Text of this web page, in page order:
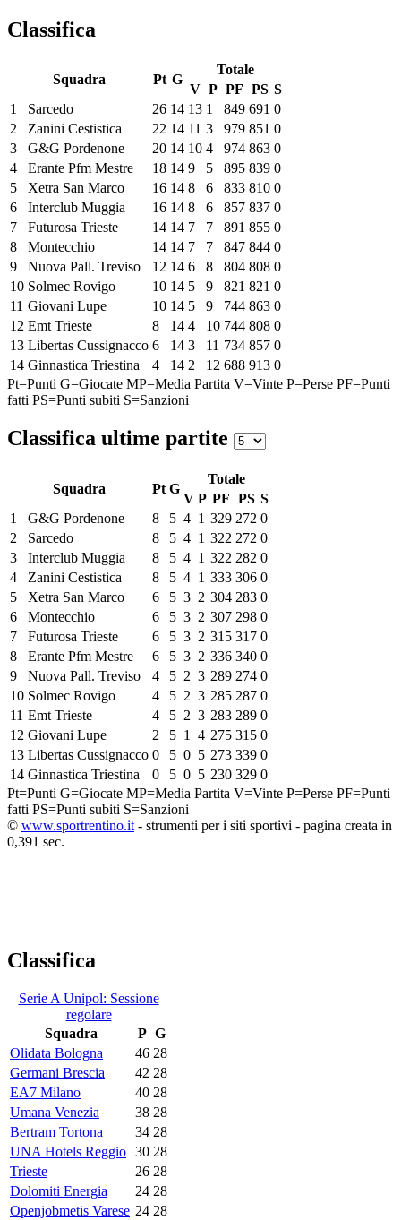
Classifica
Squadra Pt G
Totale
V P PF PS S
1
Sarcedo 26 14 13 1 849 691 0
2
Zanini Cestistica 22 14 11 3 979 851 0
3
G&G Pordenone 20 14 10 4 974 863 0
4
Erante Pfm Mestre 18 14 9 5 895 839 0
5
Xetra San Marco 16 14 8 6 833 810 0
6
Interclub Muggia 16 14 8 6 857 837 0
7
Futurosa Trieste 14 14 7 7 891 855 0
8
Montecchio 14 14 7 7 847 844 0
9
Nuova Pall. Treviso 12 14 6 8 804 808 0
10 Solmec Rovigo 10 14 5 9 821 821 0
11 Giovani Lupe 10 14 5 9 744 863 0
12 Emt Trieste 8 14 4 10 744 808 0
13 Libertas Cussignacco 6 14 3 11 734 857 0
14 Ginnastica Triestina 4 14 2 12 688 913 0
Pt=Punti G=Giocate MP=Media Partita V=Vinte P=Perse PF=Punti
fatti PS=Punti subiti S=Sanzioni
Classifica ultime partite
Squadra Pt G
Totale
V P PF PS S
1
G&G Pordenone 8 5 4 1 329 272 0
2
Sarcedo 8 5 4 1 322 272 0
3
Interclub Muggia 8 5 4 1 322 282 0
4
Zanini Cestistica 8 5 4 1 333 306 0
5
Xetra San Marco 6 5 3 2 304 283 0
6
Montecchio 6 5 3 2 307 298 0
7
Futurosa Trieste 6 5 3 2 315 317 0
8
Erante Pfm Mestre 6 5 3 2 336 340 0
9
Nuova Pall. Treviso 4 5 2 3 289 274 0
10 Solmec Rovigo 4 5 2 3 285 287 0
11 Emt Trieste 4 5 2 3 283 289 0
12 Giovani Lupe 2 5 1 4 275 315 0
13 Libertas Cussignacco 0 5 0 5 273 339 0
14 Ginnastica Triestina 0 5 0 5 230 329 0
Pt=Punti G=Giocate MP=Media Partita V=Vinte P=Perse PF=Punti
fatti PS=Punti subiti S=Sanzioni
© www.sportrentino.it - strumenti per i siti sportivi - pagina creata in
0,391 sec.
Classifica
Serie A Unipol: Sessione
regolare
Squadra
P G
Olidata Bologna
46 28
Germani Brescia
42 28
EA7 Milano
40 28
Umana Venezia
38 28
Bertram Tortona
34 28
UNA Hotels Reggio 30 28
Trieste
26 28
Dolomiti Energia
24 28
Openjobmetis Varese 24 28